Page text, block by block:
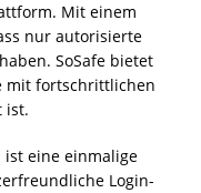
Mit einem
nur autorisierte
SoSafe bietet
mit fortschrittlichen
ist.
ist eine einmalige
Login-